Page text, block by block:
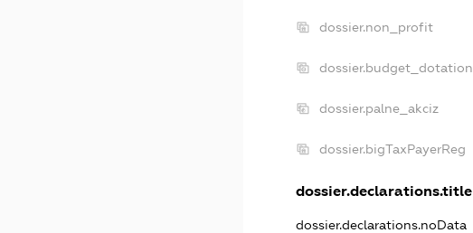
dossier.non_profit
dossier.budget_dotation
dossier.palne_akciz
dossier.bigTaxPayerReg
dossier.declarations.title
dossier.declarations.noData